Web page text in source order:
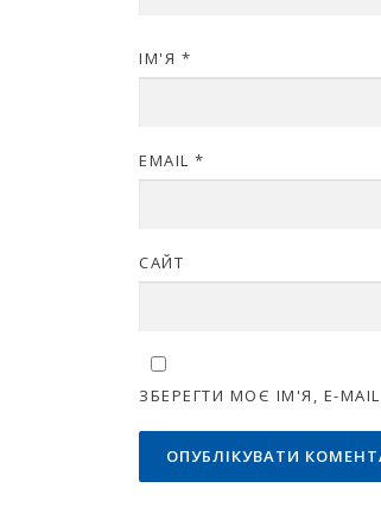
ІМ'Я *
EMAIL *
САЙТ
ЗБЕРЕГТИ МОЄ ІМ'Я, E-